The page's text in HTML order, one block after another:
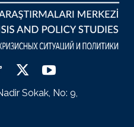
Sokak, No: 9,